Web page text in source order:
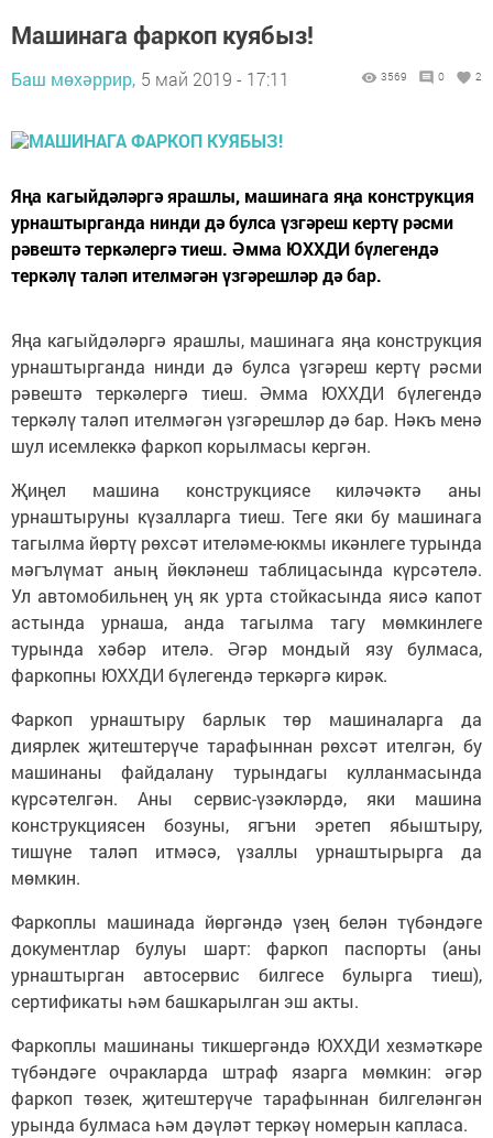
Машинага фаркоп куябыз!
Баш мөхәррир, 5 май 2019 - 17:11 3569 0 2
Яңа кагыйдәләргә ярашлы, машинага яңа конструкция
урнаштырганда нинди дә булса үзгәреш кертү рәсми
рәвештә теркәлергә тиеш. Әмма ЮХХДИ бүлегендә
теркәлү таләп ителмәгән үзгәрешләр дә бар.
Яңа кагыйдәләргә ярашлы, машинага яңа конструкция
урнаштырганда нинди дә булса үзгәреш кертү рәсми
рәвештә теркәлергә тиеш. Әмма ЮХХДИ бүлегендә
теркәлү таләп ителмәгән үзгәрешләр дә бар. Нәкъ менә
шул исемлеккә фаркоп корылмасы кергән.
Җиңел машина конструкциясе киләчәктә аны
урнаштыруны күзалларга тиеш. Теге яки бу машинага
тагылма йөртү рөхсәт ителәме-юкмы икәнлеге турында
мәгълүмат аның йөкләнеш таблицасында күрсәтелә.
Ул автомобильнең уң як урта стойкасында яисә капот
астында урнаша, анда тагылма тагу мөмкинлеге
турында хәбәр ителә. Әгәр мондый язу булмаса,
фаркопны ЮХХДИ бүлегендә теркәргә кирәк.
Фаркоп урнаштыру барлык төр машиналарга да
диярлек җитештерүче тарафыннан рөхсәт ителгән, бу
машинаны файдалану турындагы кулланмасында
күрсәтелгән. Аны сервис-үзәкләрдә, яки машина
конструкциясен бозуны, ягъни эретеп ябыштыру,
тишүне таләп итмәсә, үзаллы урнаштырырга да
мөмкин.
Фаркоплы машинада йөргәндә үзең белән түбәндәге
документлар булуы шарт: фаркоп паспорты (аны
урнаштырган автосервис билгесе булырга тиеш),
сертификаты һәм башкарылган эш акты.
Фаркоплы машинаны тикшергәндә ЮХХДИ хезмәткәре
түбәндәге очракларда штраф язарга мөмкин: әгәр
фаркоп төзек, җитештерүче тарафыннан билгеләнгән
урында булмаса һәм дәүләт теркәү номерын капласа.